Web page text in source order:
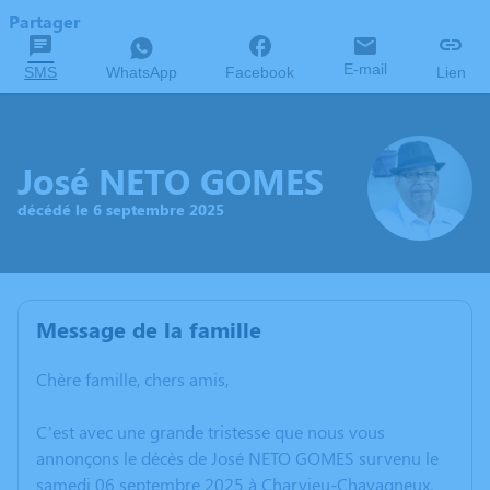
Partager
SMS WhatsApp Facebook E-mail Lien
José NETO GOMES
décédé le 6 septembre 2025
Message de la famille
Chère famille, chers amis,
C’est avec une grande tristesse que nous vous
annonçons le décès de José NETO GOMES survenu le
samedi 06 septembre 2025 à Charvieu-Chavagneux.